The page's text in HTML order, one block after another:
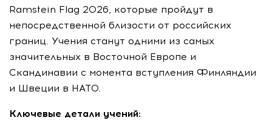
Ramstein Flag 2026, которые пройдут в
непосредственной близости от российских
границ. Учения станут одними из самых
значительных в Восточной Европе и
Скандинавии с момента вступления Финляндии
и Швеции в НАТО.
Ключевые детали учений: